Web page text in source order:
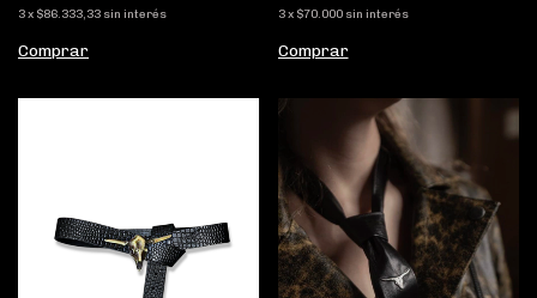
3x $86.333,33 sin interés
Comprar
3 x $70.000 sin interés
Comprar